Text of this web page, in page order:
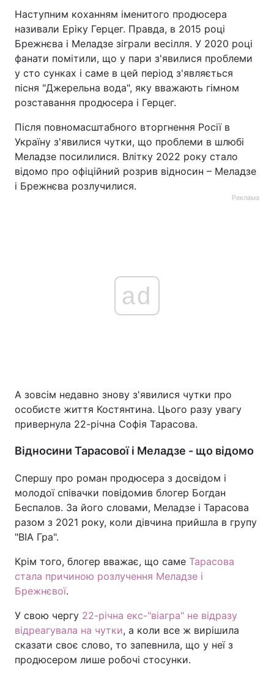
Наступним коханням іменитого продюсера
називали Еріку Герцег. Правда, в 2015 році
Брежнєва і Меладзе зіграли весілля. У 2020 році
фанати помітили, що у пари з'явилися проблеми
у сто сунках і саме в цей період з'являється
пісня "Джерельна вода", яку вважають гімном
розставання продюсера і Герцег.
Після повномасштабного вторгнення Росії в
Україну з'явилися чутки, що проблеми в шлюбі
Меладзе посилилися. Влітку 2022 року стало
відомо про офіційний розрив відносин – Меладзе
і Брежнєва розлучилися.
Реклама
ad
А зовсім недавно знову з'явилися чутки про
особисте життя Костянтина. Цього разу увагу
привернула 22-річна Софія Тарасова.
Відносини Тарасової і Меладзе - що відомо
Спершу про роман продюсера з досвідом і
молодої співачки повідомив блогер Богдан
Беспалов. За його словами, Меладзе і Тарасова
разом з 2021 року, коли дівчина прийшла в групу
"ВІА Гра".
Крім того, блогер вважає, що саме Тарасова
стала причиною розлучення Меладзе і
Брежнєвої.
У свою чергу 22-річна екс-"віагра" не відразу
відреагувала на чутки, а коли все ж вирішила
сказати своє слово, то запевнила, що у неї з
продюсером лише робочі стосунки.